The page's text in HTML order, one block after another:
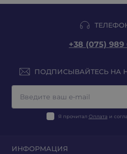
+38 (075) 989
ПОДПИСЫВАЙТЕСЬ НА
Я прочитал Оплата и
ИНФОРМАЦИЯ